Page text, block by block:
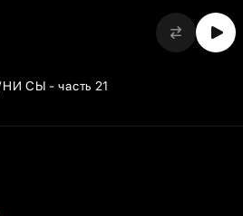
НИ СЫ - часть 21